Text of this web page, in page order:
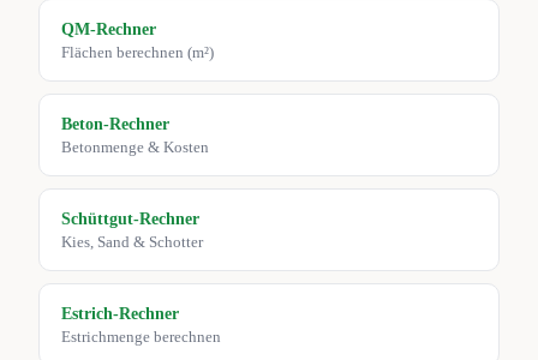
QM-Rechner
Flächen berechnen (m²)
Beton-Rechner
Betonmenge & Kosten
Schüttgut-Rechner
Kies, Sand & Schotter
Estrich-Rechner
Estrichmenge berechnen